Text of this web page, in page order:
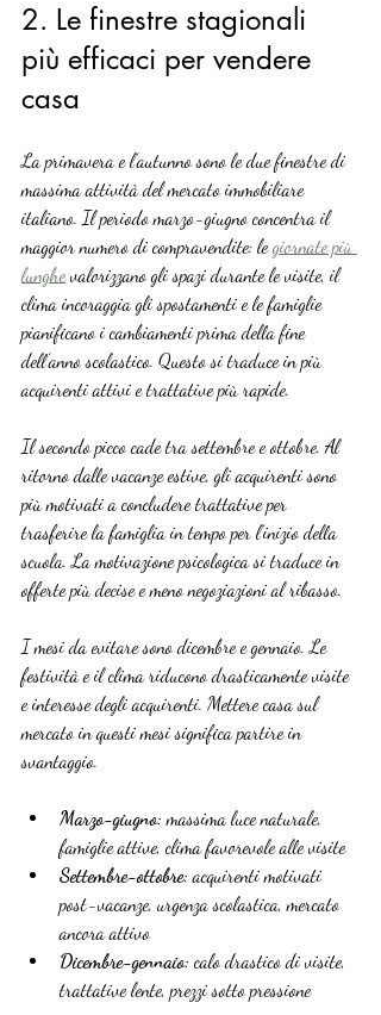
2. Le finestre stagionali
più efficaci per vendere
casa
La primavera e l’autunno sono le due finestre di
massima attività del mercato immobiliare
italiano. Il periodo marzo-giugno concentra il
maggior numero di compravendite: le giornate più
lunghe valorizzano gli spazi durante le visite, il
clima incoraggia gli spostamenti e le famiglie
pianificano i cambiamenti prima della fine
dell’anno scolastico. Questo si traduce in più
acquirenti attivi e trattative più rapide.
Il secondo picco cade tra settembre e ottobre. Al
ritorno dalle vacanze estive, gli acquirenti sono
più motivati a concludere trattative per
trasferire la famiglia in tempo per l’inizio della
scuola. La motivazione psicologica si traduce in
offerte più decise e meno negoziazioni al ribasso.
I mesi da evitare sono dicembre e gennaio. Le
festività e il clima riducono drasticamente visite
e interesse degli acquirenti. Mettere casa sul
mercato in questi mesi significa partire in
svantaggio.
Marzo-giugno: massima luce naturale,
famiglie attive, clima favorevole alle visite
Settembre-ottobre: acquirenti motivati
post-vacanze, urgenza scolastica, mercato
ancora attivo
Dicembre-gennaio: calo drastico di visite,
trattative lente, prezzi sotto pressione